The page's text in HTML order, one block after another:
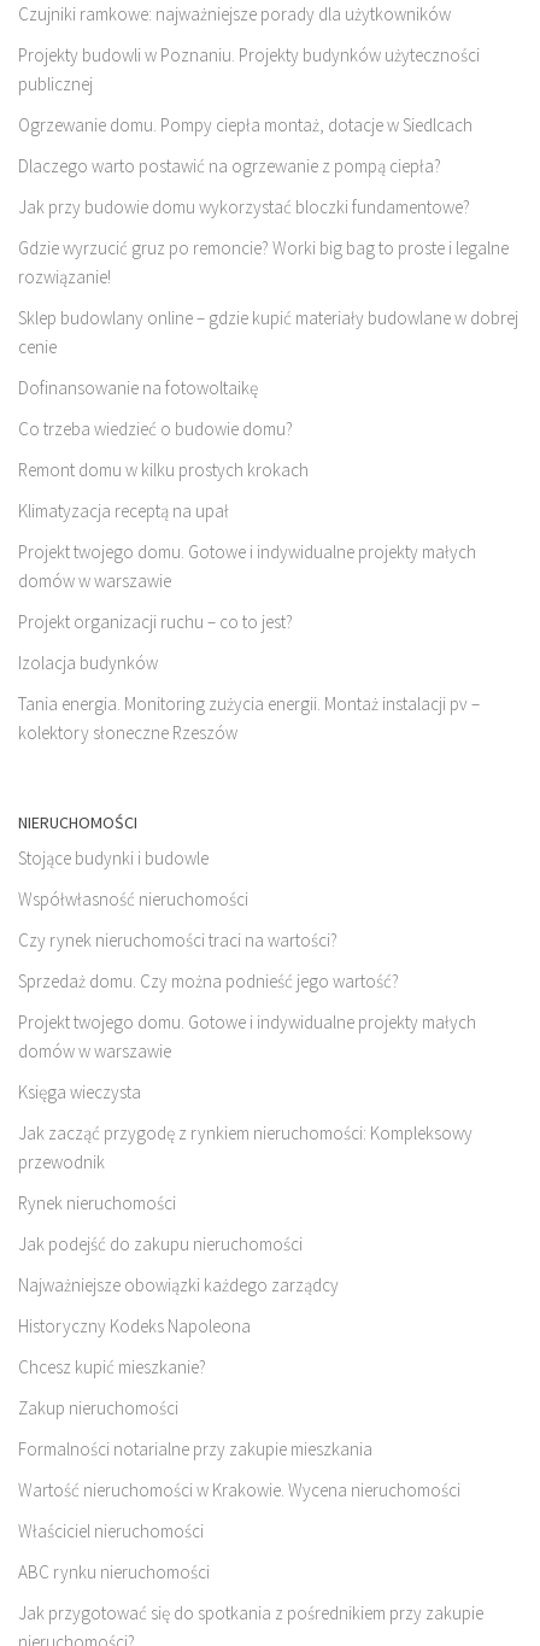
Czujniki ramkowe: najważniejsze porady dla użytkowników
Projekty budowli w Poznaniu. Projekty budynków użyteczności
publicznej
Ogrzewanie domu. Pompy ciepła montaż, dotacje w Siedlcach
Dlaczego warto postawić na ogrzewanie z pompą ciepła?
Jak przy budowie domu wykorzystać bloczki fundamentowe?
Gdzie wyrzucić gruz po remoncie? Worki big bag to proste i legalne
rozwiązanie!
Sklep budowlany online – gdzie kupić materiały budowlane w dobrej
cenie
Dofinansowanie na fotowoltaikę
Co trzeba wiedzieć o budowie domu?
Remont domu w kilku prostych krokach
Klimatyzacja receptą na upał
Projekt twojego domu. Gotowe i indywidualne projekty małych
domów w warszawie
Projekt organizacji ruchu – co to jest?
Izolacja budynków
Tania energia. Monitoring zużycia energii. Montaż instalacji pv –
kolektory słoneczne Rzeszów
NIERUCHOMOŚCI
Stojące budynki i budowle
Współwłasność nieruchomości
Czy rynek nieruchomości traci na wartości?
Sprzedaż domu. Czy można podnieść jego wartość?
Projekt twojego domu. Gotowe i indywidualne projekty małych
domów w warszawie
Księga wieczysta
Jak zacząć przygodę z rynkiem nieruchomości: Kompleksowy
przewodnik
Rynek nieruchomości
Jak podejść do zakupu nieruchomości
Najważniejsze obowiązki każdego zarządcy
Historyczny Kodeks Napoleona
Chcesz kupić mieszkanie?
Zakup nieruchomości
Formalności notarialne przy zakupie mieszkania
Wartość nieruchomości w Krakowie. Wycena nieruchomości
Właściciel nieruchomości
ABC rynku nieruchomości
Jak przygotować się do spotkania z pośrednikiem przy zakupie